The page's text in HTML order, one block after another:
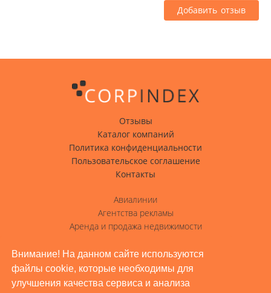
Внимание! На данном сайте используются
файлы cookie, которые необходимы для
улучшения качества сервиса и анализа
Добавить отзыв
Отзывы
Каталог компаний
Политика конфиденциальности
Пользовательское соглашение
Контакты
Авиалинии
Агентства рекламы
Аренда и продажа недвижимости
Гостиницы, отели